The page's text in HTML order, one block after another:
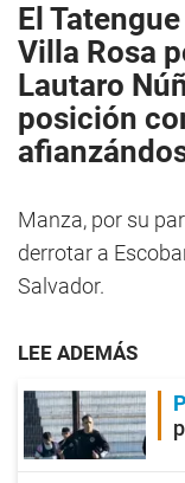
El
Villa Rosa
Lautaro
posición
Manza, por su
derrotar a
Salvador.
LEE ADEMÁS